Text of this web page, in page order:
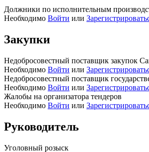
Должники по исполнительным
Необходимо Войти или
Закупки
Недобросовестный поставщик закупок
Необходимо Войти или
Недобросовестный поставщик
Необходимо Войти или
Жалобы на организатора тендеров
Необходимо Войти или
Руководитель
Уголовный розыск